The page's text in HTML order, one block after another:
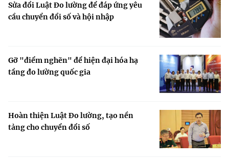
Sửa đổi Luật Đo lường để đáp ứng yêu
cầu chuyển đổi số và hội nhập
Gỡ "điểm nghẽn" để hiện đại hóa hạ
tầng đo lường quốc gia
Hoàn thiện Luật Đo lường, tạo nền
tảng cho chuyển đổi số